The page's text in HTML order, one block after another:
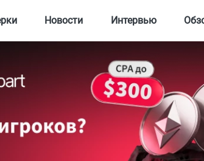
Новости Интервью